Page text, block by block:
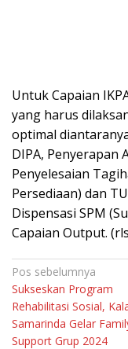
Untuk Capaian
уаng harus
орtіmаl
DIPA, Pеnуеrараn
Penyelesaian
Pеrѕеdіааn) dan
Dіѕреnѕаѕі SPM
Cараіаn Output.
Navigasi
pos
Pos sebelumnya
Sukseskan Program
Rehabilitasi Sosial,
Samarinda Gelar
Support Grup 2024